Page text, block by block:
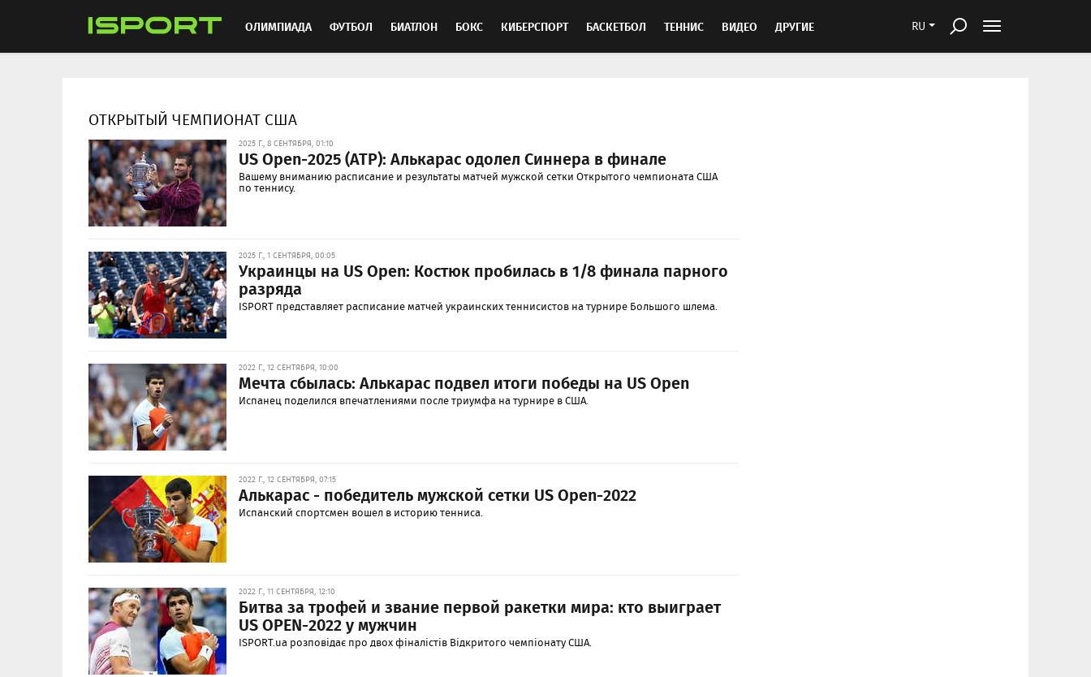
RU
ОЛИМПИАДА ФУТБОЛ БИАТЛОН БОКС КИБЕРСПОРТ БАСКЕТБОЛ ТЕННИС ВИДЕО ДРУГИЕ
ОТКРЫТЫЙ ЧЕМПИОНАТ США
2025 Г., 8 СЕНТЯБРЯ, 01:10
US Open-2025 (ATP): Алькарас одолел Синнера в финале
Вашему вниманию расписание и результаты матчей мужской сетки Открытого чемпионата США
по теннису.
2025 Г., 1 СЕНТЯБРЯ, 00:05
Украинцы на US Open: Костюк пробилась в 1/8 финала парного
разряда
ISPORT представляет расписание матчей украинских теннисистов на турнире Большого шлема.
2022 Г., 12 СЕНТЯБРЯ, 10:00
Мечта сбылась: Алькарас подвел итоги победы на US Open
Испанец поделился впечатлениями после триумфа на турнире в США.
2022 Г., 12 СЕНТЯБРЯ, 07:15
Алькарас - победитель мужской сетки US Open-2022
Испанский спортсмен вошел в историю тенниса.
2022 Г., 11 СЕНТЯБРЯ, 12:10
Битва за трофей и звание первой ракетки мира: кто выиграет
US OPEN-2022 у мужчин
ISPORT.ua розповідає про двох фіналістів Відкритого чемпіонату США.